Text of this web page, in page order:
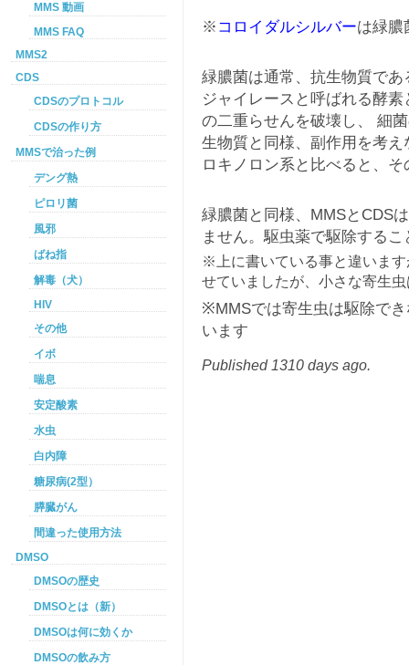
※ コロイダルシルバーは緑膿
緑膿菌は通常、抗生物質で
ジャイレースと呼ばれる酵
の二重らせんを破壊し、 細
生物質と同様、副作用を考
ロキノロン系と比べると、
緑膿菌と同様、MMSとCDSは
ません。駆虫薬で駆除する
※上に書いている事と違いま
せていましたが、小さな寄生
※MMSでは寄生虫は駆除で
います
Published 1310 days ago.
MMS 動画
MMS FAQ
MMS2
CDS
CDSのプロトコル
CDSの作り方
MMSで治った例
デング熱
ピロリ菌
風邪
ばね指
解毒（犬）
HIV
その他
イボ
喘息
安定酸素
水虫
白内障
糖尿病(2型）
膵臓がん
間違った使用方法
DMSO
DMSOの歴史
DMSOとは（新）
DMSOは何に効くか
DMSOの飲み方